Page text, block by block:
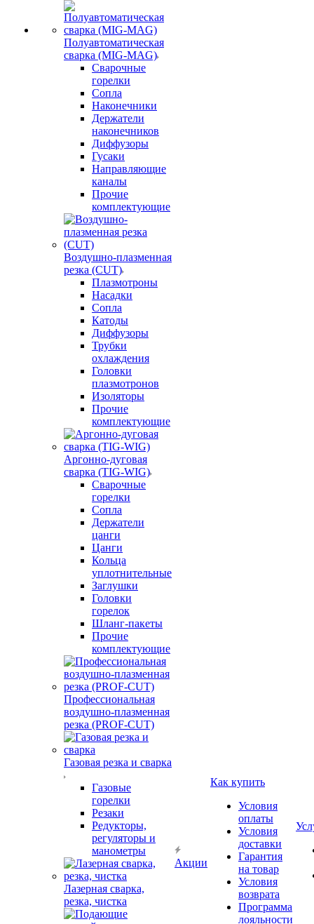
Полуавтоматическая
сварка (MIG-MAG)
Сварочные
горелки
Сопла
Наконечники
Держатели
наконечников
Диффузоры
Гусаки
Направляющие
каналы
Прочие
комплектующие
Воздушно-плазменная
резка (CUT)
Плазмотроны
Насадки
Сопла
Катоды
Диффузоры
Трубки
охлаждения
Головки
плазмотронов
Изоляторы
Прочие
комплектующие
Аргонно-дуговая
сварка (TIG-WIG)
Сварочные
горелки
Сопла
Держатели
цанги
Цанги
Кольца
уплотнительные
Заглушки
Головки
горелок
Шланг-пакеты
Прочие
комплектующие
Профессиональная
воздушно-плазменная
резка (PROF-CUT)
Газовая резка и сварка
Газовые
горелки
Резаки
Редукторы,
регуляторы и
манометры
Лазерная сварка,
резка, чистка
Акции
Как купить
Условия
оплаты
Условия
доставки
Гарантия
на товар
Условия
возврата
Программа
лояльности